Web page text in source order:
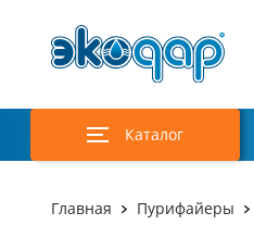
Каталог
Главная Пурифайеры